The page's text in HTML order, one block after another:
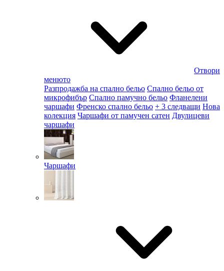
Отвори
менюто
Разпродажба на спално бельо Спално бельо от
микрофибър Спално памучно бельо Фланелени
чаршафи Френско спално бельо + 3 следващи Нова
колекция Чаршафи от памучен сатен Двулицеви
чаршафи
Чаршафи